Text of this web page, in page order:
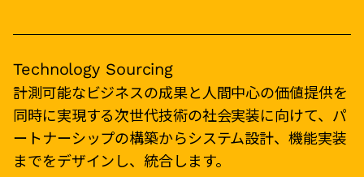
Technology Sourcing
計測可能なビジネスの成果と人間中心の価値提供を
同時に実現する次世代技術の社会実装に向けて、パ
ートナーシップの構築からシステム設計、機能実装
までをデザインし、統合します。